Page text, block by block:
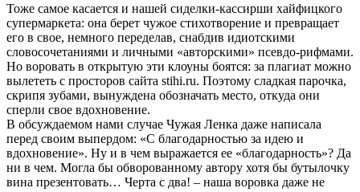
Тоже самое касается и нашей сиделки-кассирши хайфицкого
супермаркета: она берет чужое стихотворение и превращает
его в свое, немного переделав, снабдив идиотскими
словосочетаниями и личными «авторскими» псевдо-рифмами.
Но воровать в открытую эти клоуны боятся: за плагиат можно
вылететь с просторов сайта stihi.ru. Поэтому сладкая парочка,
скрипя зубами, вынуждена обозначать место, откуда они
сперли свое вдохновение.
В обсуждаемом нами случае Чужая Ленка даже написала
перед своим выпердом: «С благодарностью за идею и
вдохновение». Ну и в чем выражается ее «благодарность»? Да
ни в чем. Могла бы обворованному автору хотя бы бутылочку
вина презентовать… Черта с два! – наша воровка даже не